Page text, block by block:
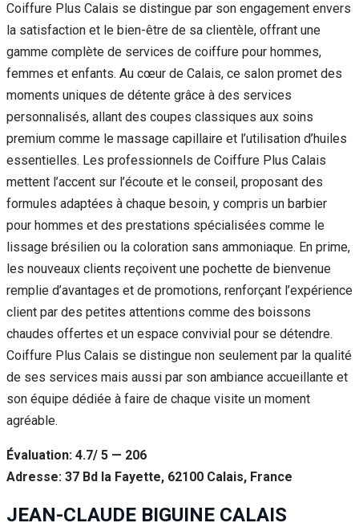
Coiffure Plus Calais se distingue par son engagement envers
la satisfaction et le bien-être de sa clientèle, offrant une
gamme complète de services de coiffure pour hommes,
femmes et enfants. Au cœur de Calais, ce salon promet des
moments uniques de détente grâce à des services
personnalisés, allant des coupes classiques aux soins
premium comme le massage capillaire et l’utilisation d’huiles
essentielles. Les professionnels de Coiffure Plus Calais
mettent l’accent sur l’écoute et le conseil, proposant des
formules adaptées à chaque besoin, y compris un barbier
pour hommes et des prestations spécialisées comme le
lissage brésilien ou la coloration sans ammoniaque. En prime,
les nouveaux clients reçoivent une pochette de bienvenue
remplie d’avantages et de promotions, renforçant l’expérience
client par des petites attentions comme des boissons
chaudes offertes et un espace convivial pour se détendre.
Coiffure Plus Calais se distingue non seulement par la qualité
de ses services mais aussi par son ambiance accueillante et
son équipe dédiée à faire de chaque visite un moment
agréable.
Évaluation: 4.7/ 5 — 206
Adresse: 37 Bd la Fayette, 62100 Calais, France
JEAN-CLAUDE BIGUINE CALAIS